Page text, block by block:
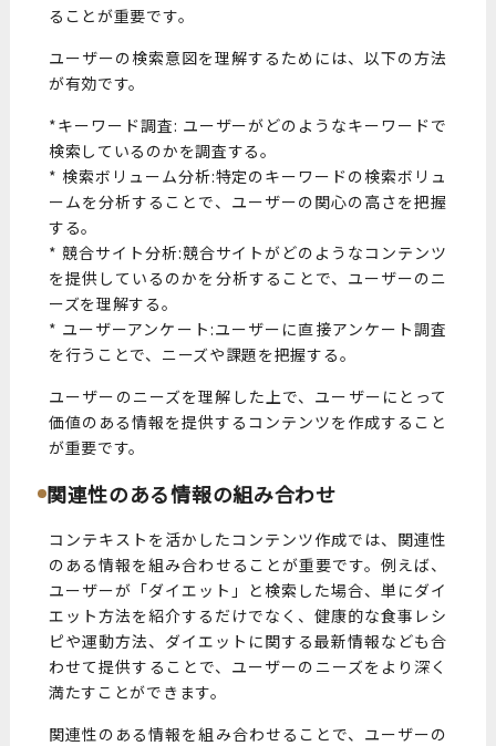
ることが重要です。
ユーザーの検索意図を理解するためには、以下の方法
が有効です。
*キーワード調査: ユーザーがどのようなキーワードで
検索しているのかを調査する。
* 検索ボリューム分析:特定のキーワードの検索ボリュ
ームを分析することで、ユーザーの関心の高さを把握
する。
* 競合サイト分析:競合サイトがどのようなコンテンツ
を提供しているのかを分析することで、ユーザーのニ
ーズを理解する。
* ユーザーアンケート:ユーザーに直接アンケート調査
を行うことで、ニーズや課題を把握する。
ユーザーのニーズを理解した上で、ユーザーにとって
価値のある情報を提供するコンテンツを作成すること
が重要です。
関連性のある情報の組み合わせ
コンテキストを活かしたコンテンツ作成では、関連性
のある情報を組み合わせることが重要です。例えば、
ユーザーが「ダイエット」と検索した場合、単にダイ
エット方法を紹介するだけでなく、健康的な食事レシ
ピや運動方法、ダイエットに関する最新情報なども合
わせて提供することで、ユーザーのニーズをより深く
満たすことができます。
関連性のある情報を組み合わせることで、ユーザーの